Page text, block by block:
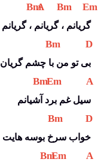
Bm
A Bm Em
گریانم ، گریانم ، گریانم
Bm D
بی تو من با چشم گریان
Bm Em A
سیل غم برد آشیانم
Bm D
خواب سرخ بوسه هایت
Bm Em A